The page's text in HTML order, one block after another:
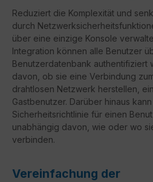
Reduziert die Komplexität und
durch
über eine einzige Konsole
Integration können alle Benutzer
Benutzerdatenbank authentifiziert
davon, ob sie eine Verbindung
drahtlosen Netzwerk herstellen,
Gastbenutzer. Darüber hinaus
Sicherheitsrichtlinie für einen
unabhängig davon, wie oder wo
verbinden.
Vereinfachung der